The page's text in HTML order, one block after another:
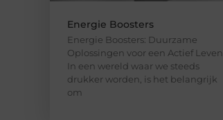
Energie Boosters
Energie Boosters: Duurzame
Oplossingen voor een Actief Leven
In een wereld waar we steeds
drukker worden, is het belangrijk
om